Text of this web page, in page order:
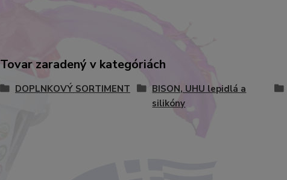
Tovar zaradený v kategóriách
DOPLNKOVÝ SORTIMENT
BISON, UHU lepidlá a
silikóny